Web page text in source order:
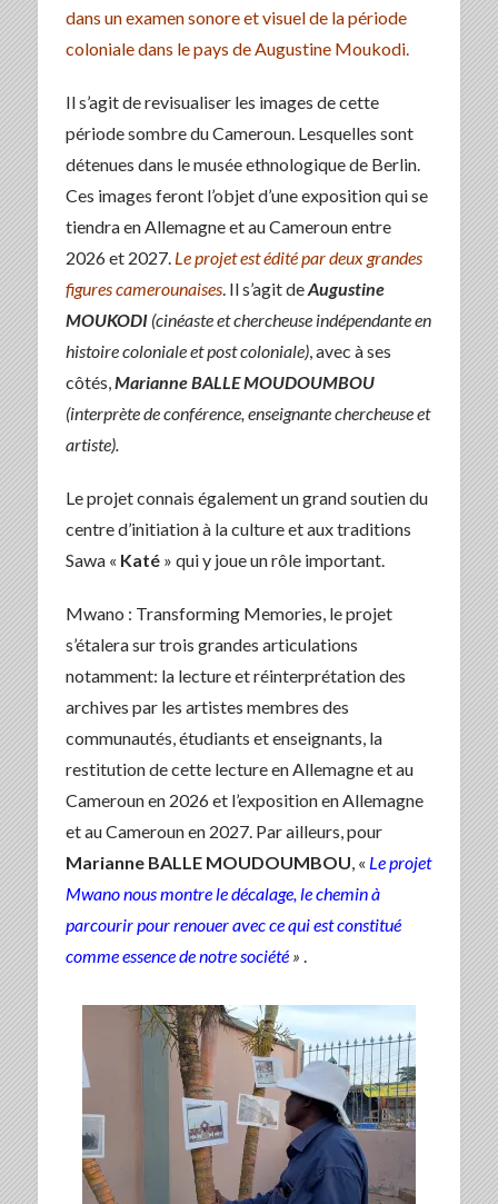
dans un examen sonore et visuel de la période
coloniale dans le pays de Augustine Moukodi.
Il s’agit de revisualiser les images de cette
période sombre du Cameroun. Lesquelles sont
détenues dans le musée ethnologique de Berlin.
Ces images feront l’objet d’une exposition qui se
tiendra en Allemagne et au Cameroun entre
2026 et 2027. Le projet est édité par deux grandes
figures camerounaises. Il s’agit deAugustine
MOUKODI(cinéaste et chercheuse indépendante en
histoire coloniale et post coloniale), avec à ses
côtés,Marianne BALLE MOUDOUMBOU
(interprète de conférence, enseignante chercheuse et
artiste).
Le projet connais également un grand soutien du
centre d’initiation à la culture et aux traditions
Sawa « Katé» qui y joue un rôle important.
Mwano : Transforming Memories, le projet
s’étalera sur trois grandes articulations
notamment: la lecture et réinterprétation des
archives par les artistes membres des
communautés, étudiants et enseignants, la
restitution de cette lecture en Allemagne et au
Cameroun en 2026 et l’exposition en Allemagne
et au Cameroun en 2027. Par ailleurs, pour
Marianne BALLE MOUDOUMBOU, « Le projet
Mwano nous montre le décalage, le chemin à
parcourir pour renouer avec ce qui est constitué
comme essence de notre société» .